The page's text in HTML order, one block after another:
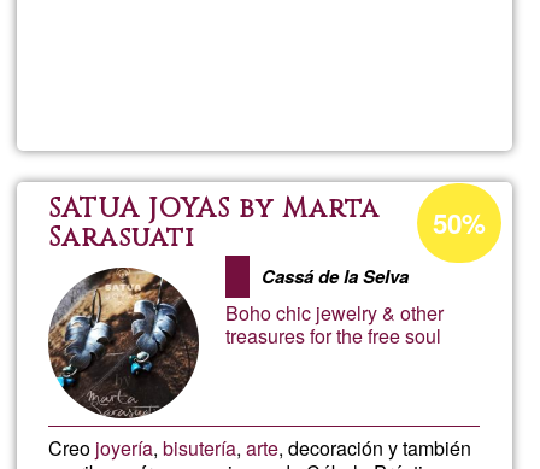
SATUA JOYAS by Marta
Sarasuati
Cassá de la Selva
Boho chic jewelry & other
treasures for the free soul
Creo joyería,bisutería,arte, decoración y también
Percentuale
di
accettazione
del
G1
50%